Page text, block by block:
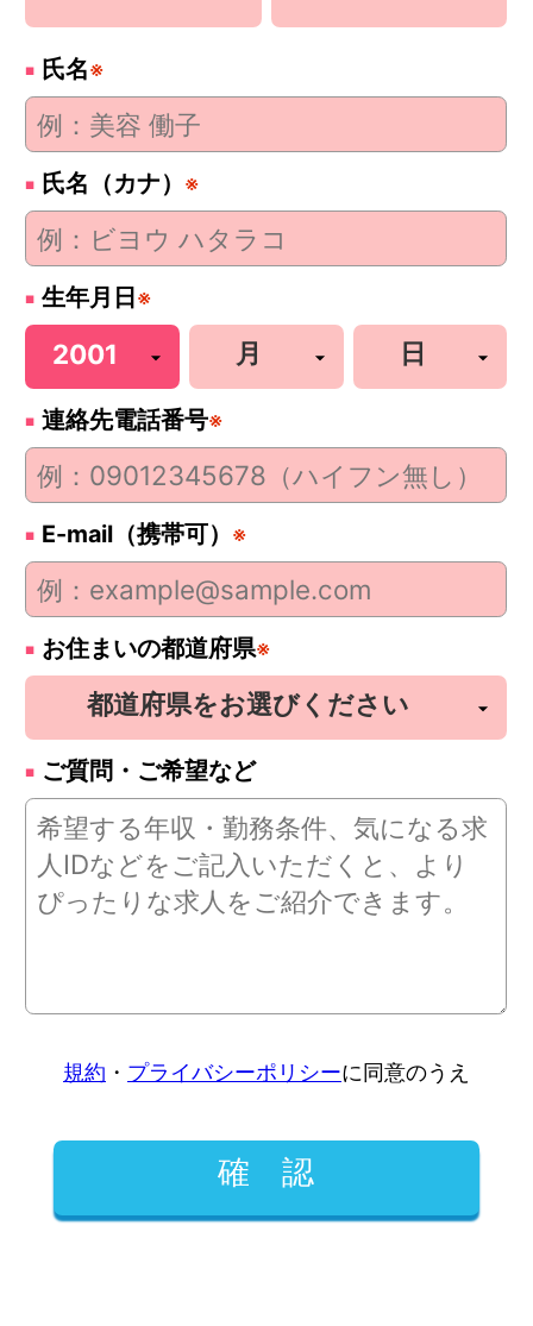
氏名※
氏名（カナ） ※
生年月日 ※
連絡先電話番号※
E-mail（携帯可） ※
お住まいの都道府県※
ご質問・ご希望など
規約 ・ プライバシーポリシーに同意のうえ